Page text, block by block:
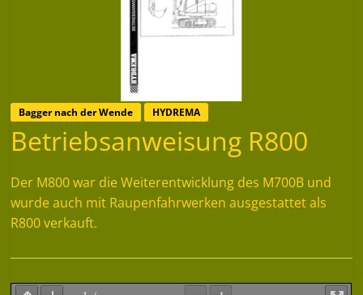
Bagger nach der Wende HYDREMA
Betriebsanweisung R800
Der M800 war die Weiterentwicklung des M700B und
wurde auch mit Raupenfahrwerken ausgestattet als
R800 verkauft.